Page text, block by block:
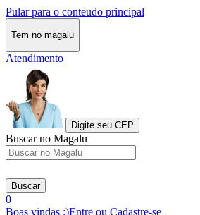
Pular para o conteudo principal
Tem no magalu
Atendimento
Digite seu CEP
Buscar no Magalu
Buscar
0
Boas vindas :)Entre ou Cadastre-se